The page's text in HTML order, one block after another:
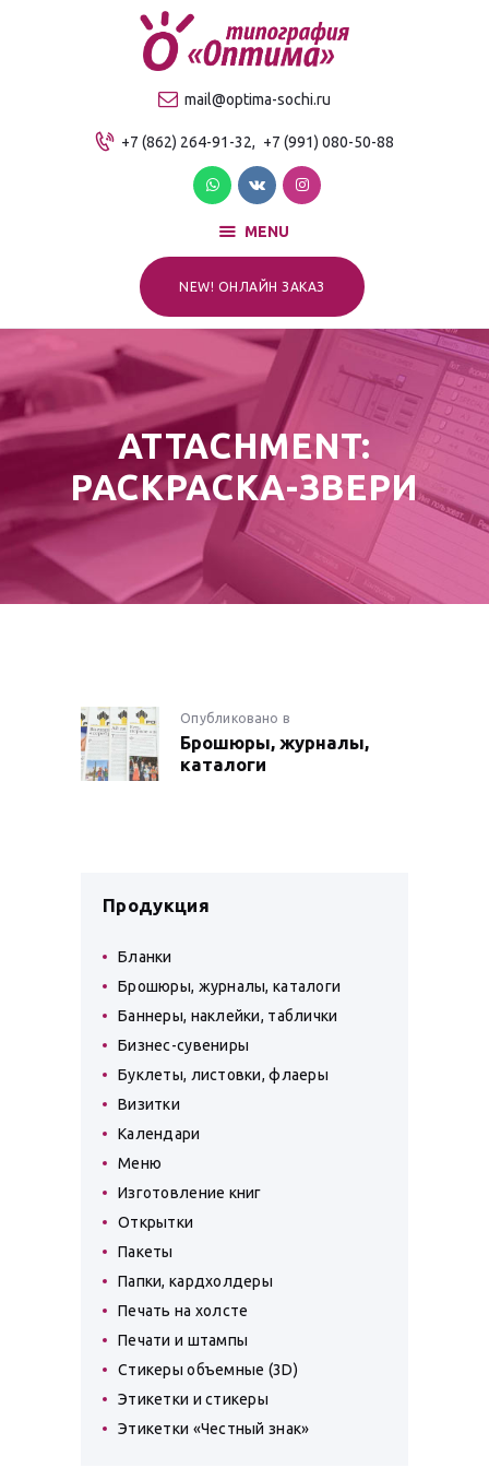
mail@optima-sochi.ru
+7 (862) 264-91-32, +7 (991) 080-50-88
MENU
NEW! ОНЛАЙН ЗАКАЗ
ATTACHMENT:
РАСКРАСКА-ЗВЕРИ
Качественная типография в Сочи
О компании
Продукция
Услуги
Прайс-лист
Для клиентов
НАВИГАЦИЯ
ПО
Опубликовано вПредыдущая
запись:
Брошюры, журналы,
каталоги
Продукция
Бланки
Брошюры, журналы, каталоги
Баннеры, наклейки, таблички
Бизнес-сувениры
Буклеты, листовки, флаеры
Визитки
Календари
Меню
Изготовление книг
Открытки
Пакеты
Папки, кардхолдеры
Печать на холсте
Печати и штампы
Стикеры объемные (3D)
Этикетки и стикеры
Этикетки «Честный знак»